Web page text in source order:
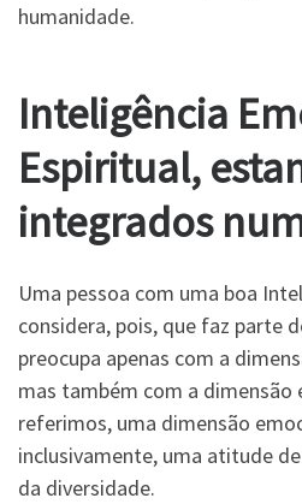
humanidade.
Inteligência
Espiritual,
integrados
Uma pessoa com uma boa
considera, pois, que faz parte
preocupa apenas com a
mas também com a dimensão
referimos, uma dimensão
inclusivamente, uma atitude
da diversidade.